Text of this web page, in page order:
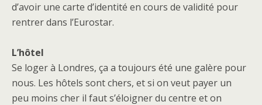
d’avoir une carte d’identité en cours de validité pour
rentrer dans l’Eurostar.
L’hôtel
Se loger à Londres, ça a toujours été une galère pour
nous. Les hôtels sont chers, et si on veut payer un
peu moins cher il faut s’éloigner du centre et on